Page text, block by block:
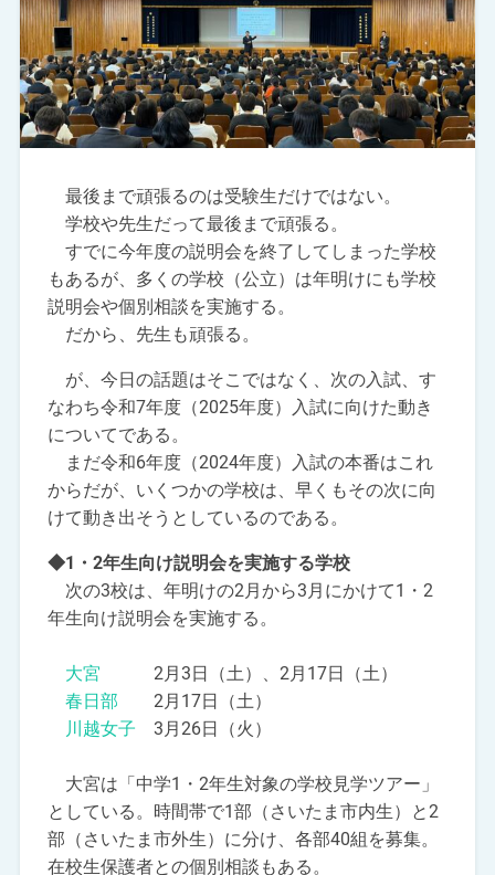
最後まで頑張るのは受験生だけではない。
学校や先生だって最後まで頑張る。
すでに今年度の説明会を終了してしまった学校
もあるが、多くの学校（公立）は年明けにも学校
説明会や個別相談を実施する。
だから、先生も頑張る。
が、今日の話題はそこではなく、次の入試、す
なわち令和7年度（2025年度）入試に向けた動き
についてである。
まだ令和6年度（2024年度）入試の本番はこれ
からだが、いくつかの学校は、早くもその次に向
けて動き出そうとしているのである。
◆1・2年生向け説明会を実施する学校
次の3校は、年明けの2月から3月にかけて1・2
年生向け説明会を実施する。
大宮 2月3日（土）、2月17日（土）
春日部 2月17日（土）
川越女子 3月26日（火）
大宮は「中学1・2年生対象の学校見学ツアー」
としている。時間帯で1部（さいたま市内生）と2
部（さいたま市外生）に分け、各部40組を募集。
在校生保護者との個別相談もある。